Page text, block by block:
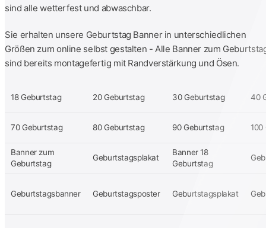
sind alle wetterfest und abwaschbar.
Sie erhalten unsere Geburtstag Banner in unterschiedlichen
Größen zum online selbst gestalten - Alle Banner zum
sind bereits montagefertig mit Randverstärkung und Ösen.
18 Geburtstag 20 Geburtstag 30 Geburtstag 40
70 Geburtstag 80 Geburtstag 90 Geburtstag 100
Banner zum
Geburtstag
Geburtstagsplakat
Banner 18
Geburtstag
Geburtstagsbanner Geburtstagsposter Geburtstagsplakat